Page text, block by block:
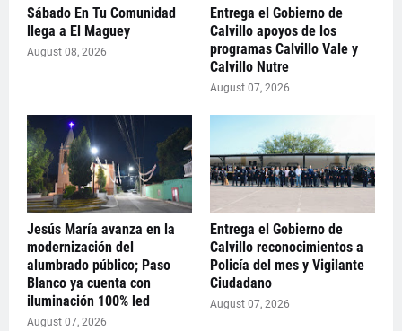
Sábado En Tu Comunidad
llega a El Maguey
August 08, 2026
Entrega el Gobierno de
Calvillo apoyos de los
programas Calvillo Vale y
Calvillo Nutre
August 07, 2026
Jesús María avanza en la
modernización del
alumbrado público; Paso
Blanco ya cuenta con
iluminación 100% led
August 07, 2026
Entrega el Gobierno de
Calvillo reconocimientos a
Policía del mes y Vigilante
Ciudadano
August 07, 2026